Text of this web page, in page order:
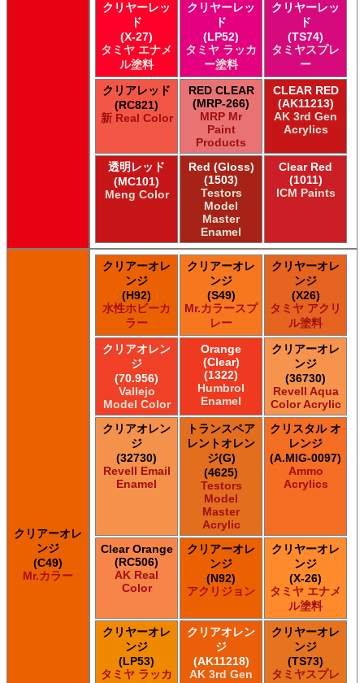
クリヤーレッ
ド
(X-27)
タミヤ エナメ
ル塗料
クリヤーレッ
ド
(LP52)
タミヤ ラッカ
ー塗料
クリヤーレッ
ド
(TS74)
タミヤスプレ
ー
クリアレッド
(RC821)
新 Real Color
RED CLEAR
(MRP-266)
MRP Mr
Paint
Products
CLEAR RED
(AK11213)
AK 3rd Gen
Acrylics
透明レッド
(MC101)
Meng Color
Red (Gloss)
(1503)
Testors
Model
Master
Enamel
Clear Red
(1011)
ICM Paints
クリアーオレ
ンジ
(C49)
Mr.カラー
クリアーオレ
ンジ
(H92)
水性ホビーカ
ラー
クリアーオレ
ンジ
(S49)
Mr.カラースプ
レー
クリヤーオレ
ンジ
(X26)
タミヤ アクリ
ル塗料
クリアオレン
ジ
(70.956)
Vallejo
Model Color
Orange
(Clear)
(1322)
Humbrol
Enamel
クリアーオレ
ンジ
(36730)
Revell Aqua
Color Acrylic
クリアオレン
ジ
(32730)
Revell Email
Enamel
トランスペア
レントオレン
ジ(G)
(4625)
Testors
Model
Master
Acrylic
クリスタル オ
レンジ
(A.MIG-0097)
Ammo
Acrylics
Clear Orange
(RC506)
AK Real
Color
クリアーオレ
ンジ
(N92)
アクリジョン
クリヤーオレ
ンジ
(X-26)
タミヤ エナメ
ル塗料
クリヤーオレ
ンジ
(LP53)
タミヤ ラッカ
クリアオレン
ジ
(AK11218)
AK 3rd Gen
クリヤーオレ
ンジ
(TS73)
タミヤスプレ